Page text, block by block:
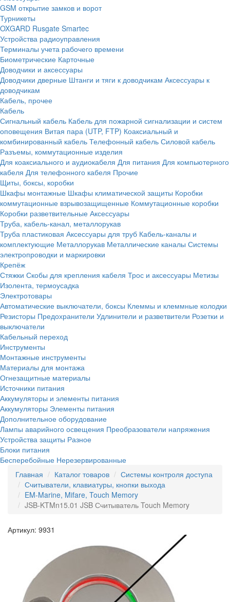
GSM открытие замков и ворот
Турникеты
OXGARD Rusgate Smartec
Устройства радиоуправления
Терминалы учета рабочего времени
Биометрические Карточные
Доводчики и аксессуары
Доводчики дверные Штанги и тяги к доводчикам Аксессуары к
доводчикам
Кабель, прочее
Кабель
Сигнальный кабель Кабель для пожарной сигнализации и систем
оповещения Витая пара (UTP, FTP) Коаксиальный и
комбинированный кабель Телефонный кабель Силовой кабель
Разъемы, коммутационные изделия
Для коаксиального и аудиокабеля Для питания Для компьютерного
кабеля Для телефонного кабеля Прочие
Щиты, боксы, коробки
Шкафы монтажные Шкафы климатической защиты Коробки
коммутационные взрывозащищенные Коммутационные коробки
Коробки разветвительные Аксессуары
Труба, кабель-канал, металлорукав
Труба пластиковая Аксессуары для труб Кабель-каналы и
комплектующие Металлорукав Металлические каналы Системы
электропроводки и маркировки
Крепёж
Стяжки Скобы для крепления кабеля Трос и аксессуары Метизы
Изолента, термоусадка
Электротовары
Автоматические выключатели, боксы Клеммы и клеммные колодки
Резисторы Предохранители Удлинители и разветвители Розетки и
выключатели
Кабельный переход
Инструменты
Монтажные инструменты
Материалы для монтажа
Огнезащитные материалы
Источники питания
Аккумуляторы и элементы питания
Аккумуляторы Элементы питания
Дополнительное оборудование
Лампы аварийного освещения Преобразователи напряжения
Устройства защиты Разное
Блоки питания
Бесперебойные Нерезервированные
Главная
Каталог товаров
Системы контроля доступа
Считыватели, клавиатуры, кнопки выхода
EM-Marine, Mifare, Touch Memory
JSB-KTMn15.01 JSB Считыватель Touch Memory
Артикул: 9931